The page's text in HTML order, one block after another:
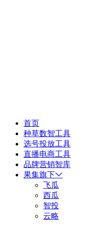
首页
种草数智工具
选号投放工具
直播电商工具
品牌营销智库
果集旗下
飞瓜
西瓜
智投
云略